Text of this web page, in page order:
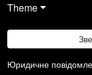
Theme
Юридичне